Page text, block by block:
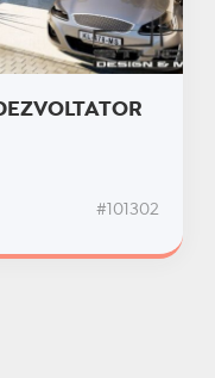
#101302